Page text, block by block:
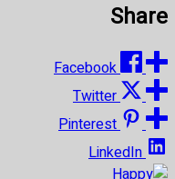
Share
Facebook
Twitter
Pinterest
LinkedIn